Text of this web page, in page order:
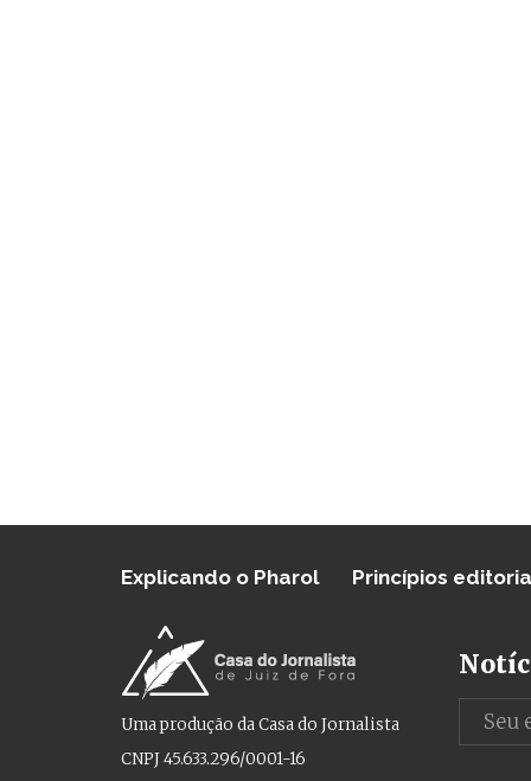
Explicando o Pharol Princípios
Uma produção da Casa do Jornalista
CNPJ 45.633.296/0001-16